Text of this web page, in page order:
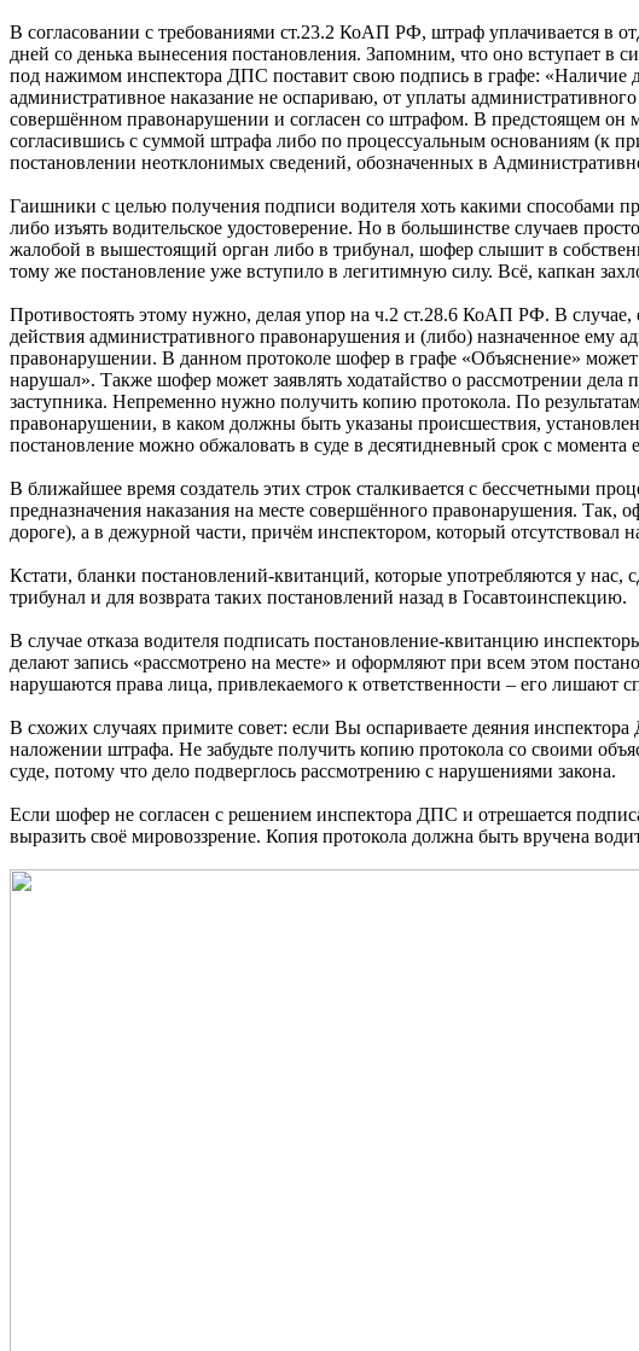
В согласовании с требованиями ст.23.2 КоАП РФ, штраф уплачивается в
дней со денька вынесения постановления. Запомним, что оно вступает
под нажимом инспектора ДПС поставит свою подпись в графе: «Наличие
административное наказание не оспариваю, от уплаты
совершённом правонарушении и согласен со штрафом. В предстоящем он
согласившись с суммой штрафа либо по процессуальным основаниям (к
постановлении неотклонимых сведений, обозначенных в
Гаишники с целью получения подписи водителя хоть какими способами
либо изъять водительское удостоверение. Но в большинстве случаев
жалобой в вышестоящий орган либо в трибунал, шофер слышит в
тому же постановление уже вступило в легитимную силу. Всё, капкан
Противостоять этому нужно, делая упор на ч.2 ст.28.6 КоАП РФ. В
действия административного правонарушения и (либо) назначенное ему
правонарушении. В данном протоколе шофер в графе «Объяснение»
нарушал». Также шофер может заявлять ходатайство о рассмотрении
заступника. Непременно нужно получить копию протокола. По
правонарушении, в каком должны быть указаны происшествия,
постановление можно обжаловать в суде в десятидневный срок с момента
В ближайшее время создатель этих строк сталкивается с бессчетными
предназначения наказания на месте совершённого правонарушения. Так,
дороге), а в дежурной части, причём инспектором, который
Кстати, бланки постановлений-квитанций, которые употребляются у
трибунал и для возврата таких постановлений назад в Госавтоинспекцию.
В случае отказа водителя подписать постановление-квитанцию
делают запись «рассмотрено на месте» и оформляют при всем этом
нарушаются права лица, привлекаемого к ответственности – его лишают
В схожих случаях примите совет: если Вы оспариваете деяния
наложении штрафа. Не забудьте получить копию протокола со своими
суде, потому что дело подверглось рассмотрению с нарушениями закона.
Если шофер не согласен с решением инспектора ДПС и отрешается
выразить своё мировоззрение. Копия протокола должна быть вручена